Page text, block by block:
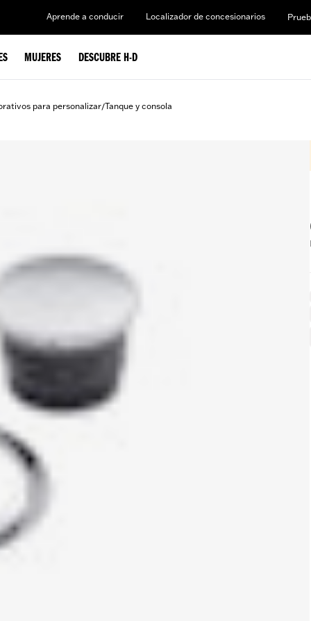
Aprende a conducir Localizador de concesionarios
MUJERES DESCUBRE H-D
para personalizar/Tanque y consola